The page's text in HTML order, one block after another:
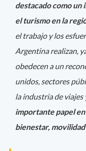
destacado como
el turismo en la
el trabajo y los
Argentina realizan,
obedecen a un
unidos, sectores
la industria de
importante papel
bienestar,